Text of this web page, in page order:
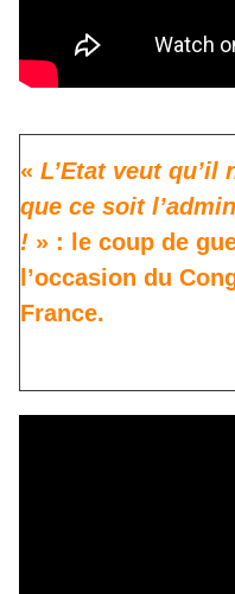
« L’Etat veut qu’il
que ce soit
! » : le coup de
l’occasion du
France.